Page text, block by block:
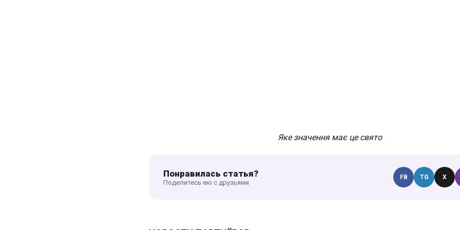
Яке значення має це свято
Понравилась статья?
Поделитесь ею с друзьями
FB TG X